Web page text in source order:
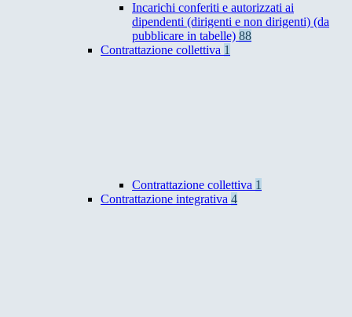
Incarichi conferiti e autorizzati ai
dipendenti (dirigenti e non dirigenti) (da
pubblicare in tabelle) 88
Contrattazione collettiva 1
Contrattazione collettiva 1
Contrattazione integrativa 4